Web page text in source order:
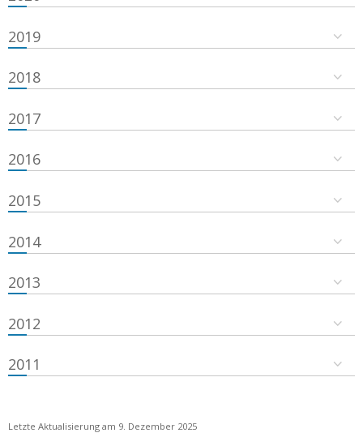
2019
2018
2017
2016
2015
2014
2013
2012
2011
Letzte Aktualisierung am 9. Dezember 2025